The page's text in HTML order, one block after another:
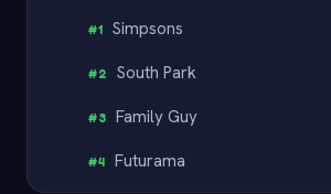
#1 Simpsons
#2 South Park
#3 Family Guy
#4 Futurama